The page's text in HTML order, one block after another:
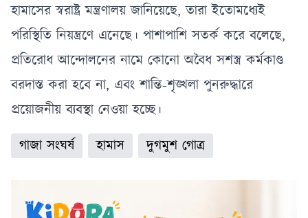
হামাসের স্বরাষ্ট্র মন্ত্রণালয় জানিয়েছে, তারা ইতোমধ্যেই
পরিস্থিতি নিয়ন্ত্রণে এনেছে। পাশাপাশি সতর্ক করে বলেছে,
প্রতিরোধ আন্দোলনের নামে কোনো অবৈধ সশস্ত্র কর্মকাণ্ড
বরদাস্ত করা হবে না, এবং শান্তি-শৃঙ্খলা পুনরুদ্ধারে
প্রয়োজনীয় ব্যবস্থা নেওয়া হচ্ছে।
গাজা সংঘর্ষ
হামাস দুগমুশ গোত্র